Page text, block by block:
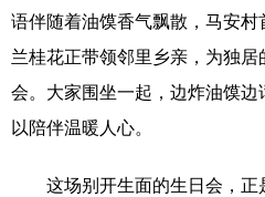
语伴随着油馍香气飘散，马安村
兰桂花正带领邻里乡亲，为独
会。大家围坐一起，边炸油馍边
以陪伴温暖人心。
这场别开生面的生日会，正